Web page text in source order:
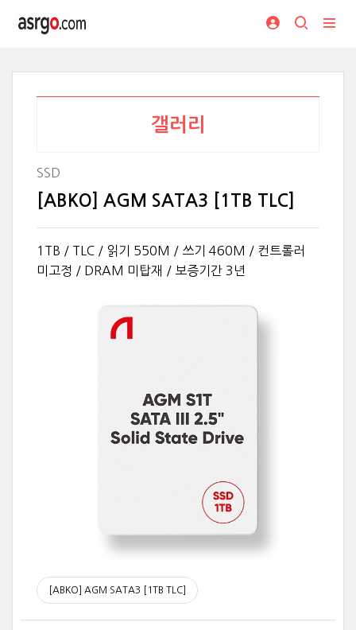
갤러리
SSD
[ABKO] AGM SATA3 [1TB TLC]
1TB / TLC / 읽기 550M / 쓰기 460M / 컨트롤러
미고정 / DRAM 미탑재 / 보증기간 3년
[ABKO] AGM SATA3 [1TB TLC]